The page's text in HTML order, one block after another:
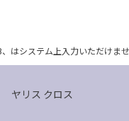
はシステム上入力いただけま
ヤリス クロス